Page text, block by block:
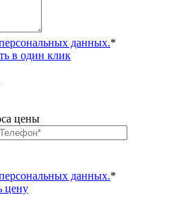
данных.*
в один клик
цены
данных.*
цену